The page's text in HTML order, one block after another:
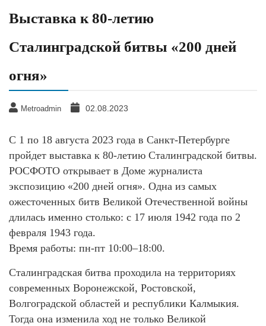
Выставка к 80-летию
Сталинградской битвы «200 дней
огня»
Metroadmin 02.08.2023
С 1 по 18 августа 2023 года в Санкт-Петербурге
пройдет выставка к 80-летию Сталинградской битвы.
РОСФОТО открывает в Доме журналиста
экспозицию «200 дней огня». Одна из самых
ожесточенных битв Великой Отечественной войны
длилась именно столько: с 17 июля 1942 года по 2
февраля 1943 года.
Время работы: пн-пт 10:00–18:00.
Сталинградская битва проходила на территориях
современных Воронежской, Ростовской,
Волгоградской областей и республики Калмыкия.
Тогда она изменила ход не только Великой